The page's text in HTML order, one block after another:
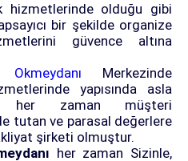
hizmetlerinde olduğu gibi
bir şekilde organize
güvence altına
Merkezinde
yapısında asla
her zaman müşteri
tutan ve parasal değerlere
şirketi olmuştur.
her zaman Sizinle,